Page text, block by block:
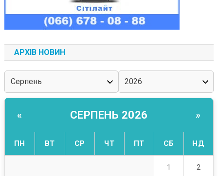
АРХІВ НОВИН
« СЕРПЕНЬ 2026 »
ПН ВТ СР ЧТ ПТ СБ НД
1 2